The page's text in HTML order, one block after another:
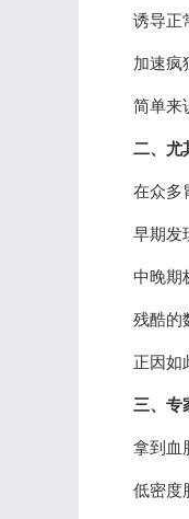
诱导正
加速疯
简单来
二、尤
在众多
早期发
中晚期
残酷的
正因如
三、专
拿到血
低密度